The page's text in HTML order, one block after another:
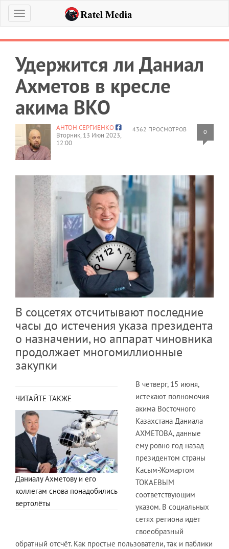
Меню
Удержится ли Даниал
Ахметов в кресле
акима ВКО
4362 ПРОСМОТРОВ 0
АНТОН СЕРГИЕНКО
Вторник, 13 Июн 2023,
12:00
В соцсетях отсчитывают последние
часы до истечения указа президента
о назначении, но аппарат чиновника
продолжает многомиллионные
закупки
ЧИТАЙТЕ ТАКЖЕ
Даниалу Ахметову и его
коллегам снова понадобились
вертолёты
В четверг, 15 июня,
истекают полномочия
акима Восточного
Казахстана Даниала
АХМЕТОВА, данные
ему ровно год назад
президентом страны
Касым-Жомартом
ТОКАЕВЫМ
соответствующим
указом. В социальных
сетях региона идёт
своеобразный
обратный отсчёт. Как простые пользователи, так и паблики